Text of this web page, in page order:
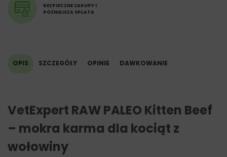
Fosfor: 0,19% – 0,21%,
Wapń: 0,15% – 0,28%.
cynk (jako jednowodny siarczan cynku) 25 mg,
mangan (jako siarczan manganu II, jednowodny) 1,4 mg,
BEZPIECZNE ZAKUPY I
PÓŹNIEJSZA SPŁATA
OPIS SZCZEGÓŁY OPINIE DAWKOWANIE
VetExpert RAW PALEO Kitten Beef
– mokra karma dla kociąt z
wołowiny